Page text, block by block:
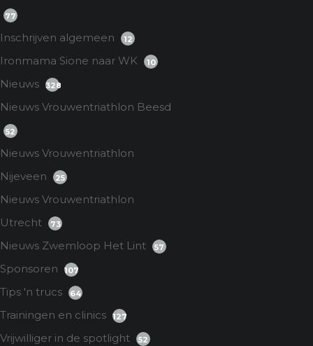
77
Inschrijven algemeen 12
Ironmama Sione naar WK 10
Nieuws 328
Nieuws Vrouwentriathlon Beesd
52
Nieuws Vrouwentriathlon
Nijeveen
25
Nieuws Vrouwentriathlon
Utrecht
73
Nieuws Zwemloop Het Lint 57
Sponsoren 107
Tips 'n trucs 64
Trainingen en clinics 127
Vrijwilliger in de spotlight 52